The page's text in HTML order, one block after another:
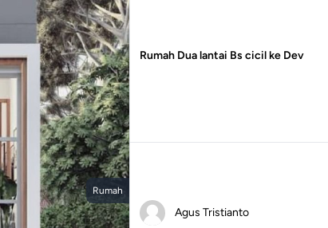
Rumah
Rumah Dua lantai Bs cicil ke Dev
Agus Tristianto